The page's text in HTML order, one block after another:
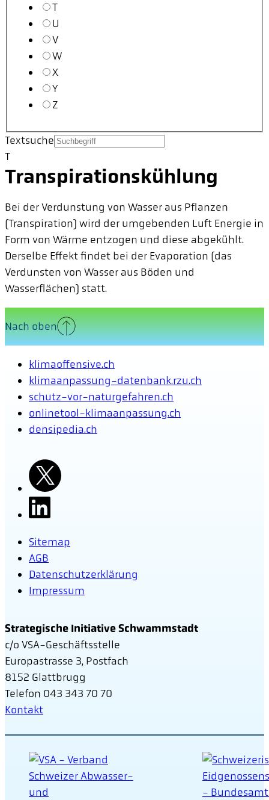
T
U
V
W
X
Y
Z
Textsuche
T
Transpirationskühlung
Bei der Verdunstung von Wasser aus Pflanzen
(Transpiration) wird der umgebenden Luft Energie in
Form von Wärme entzogen und diese abgekühlt.
Derselbe Effekt findet bei der Evaporation (das
Verdunsten von Wasser aus Böden und
Wasserflächen) statt.
Nach oben
klimaoffensive.ch
klimaanpassung-datenbank.rzu.ch
schutz-vor-naturgefahren.ch
onlinetool-klimaanpassung.ch
densipedia.ch
Sitemap
AGB
Datenschutzerklärung
Impressum
Strategische Initiative Schwammstadt
c/o VSA-Geschäftsstelle
Europastrasse 3, Postfach
8152 Glattbrugg
Telefon 043 343 70 70
Kontakt